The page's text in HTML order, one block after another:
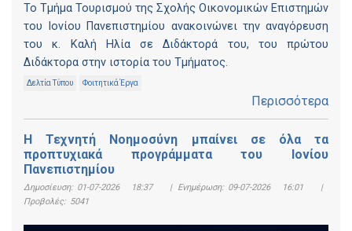
Το Τμήμα Τουρισμού της Σχολής Οικονομικών Επιστημών
του Ιονίου Πανεπιστημίου ανακοινώνει την αναγόρευση
του κ. Καλή Ηλία σε Διδάκτορά του, του πρώτου
Διδάκτορα στην ιστορία του Τμήματος.
Δελτία Τύπου Φοιτητικά Έργα
Περισσότερα
Η Τεχνητή Νοημοσύνη μπαίνει σε όλα τα
προπτυχιακά προγράμματα του Ιονίου
Πανεπιστημίου
Δημοσίευση: 01-07-2026 18:37 | Ενημέρωση: 09-07-2026 16:01
|
Προβολές: 5041